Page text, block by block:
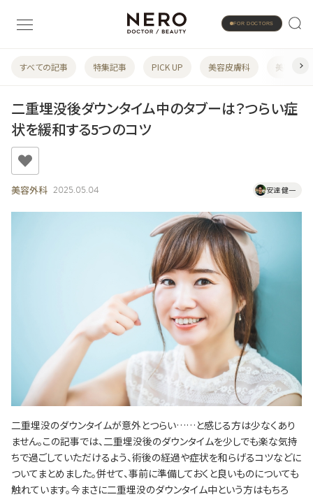
FOR DOCTORS
すべての記事 特集記事 PICK UP 美容皮膚科 美容婦人
二重埋没後ダウンタイム中のタブーは？つらい症
状を緩和する5つのコツ
美容外科 2025.05.04 安達 健一
二重埋没のダウンタイムが意外とつらい……と感じる方は少なくあり
ません。この記事では、二重埋没後のダウンタイムを少しでも楽な気持
ちで過ごしていただけるよう、術後の経過や症状を和らげるコツなどに
ついてまとめました。併せて、事前に準備しておくと良いものについても
触れています。今まさに二重埋没のダウンタイム中という方はもちろ